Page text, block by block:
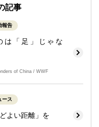
記事
報告
は「足」じゃな
of China / WWF
ース
よい距離」を